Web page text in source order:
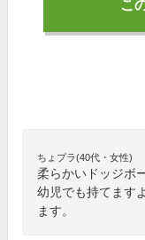
こ
ちょプラ(40代・女性)
柔らかいドッジボ
幼児でも持てます
ます。